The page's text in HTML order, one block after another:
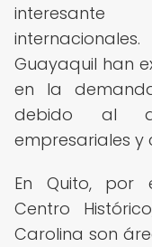
Guayaquil han
en la
debido al
empresariales y
En Quito, por
Centro
Carolina son